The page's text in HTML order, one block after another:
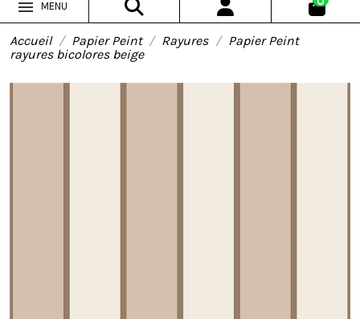
MENU
Accueil Papier Peint Rayures
Papier Peint
rayures bicolores beige